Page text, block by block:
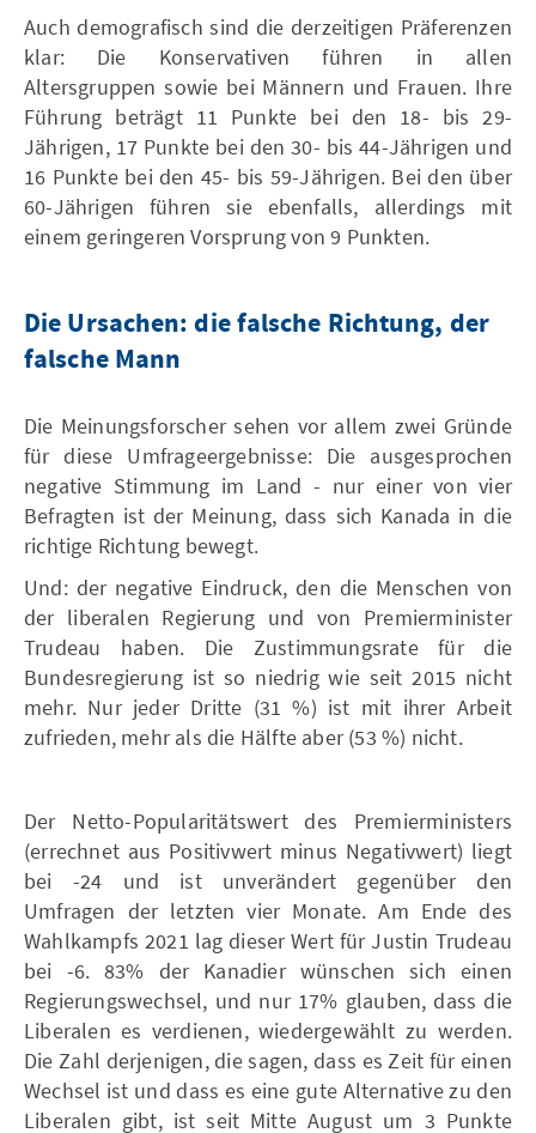
Auch demografisch sind die derzeitigen Präferenzen
klar: Die Konservativen führen in allen
Altersgruppen sowie bei Männern und Frauen. Ihre
Führung beträgt 11 Punkte bei den 18- bis 29-
Jährigen, 17 Punkte bei den 30- bis 44-Jährigen und
16 Punkte bei den 45- bis 59-Jährigen. Bei den über
60-Jährigen führen sie ebenfalls, allerdings mit
einem geringeren Vorsprung von 9 Punkten.
Die Ursachen: die falsche Richtung, der
falsche Mann
Die Meinungsforscher sehen vor allem zwei Gründe
für diese Umfrageergebnisse: Die ausgesprochen
negative Stimmung im Land - nur einer von vier
Befragten ist der Meinung, dass sich Kanada in die
richtige Richtung bewegt.
Und: der negative Eindruck, den die Menschen von
der liberalen Regierung und von Premierminister
Trudeau haben. Die Zustimmungsrate für die
Bundesregierung ist so niedrig wie seit 2015 nicht
mehr. Nur jeder Dritte (31 %) ist mit ihrer Arbeit
zufrieden, mehr als die Hälfte aber (53 %) nicht.
Der Netto-Popularitätswert des Premierministers
(errechnet aus Positivwert minus Negativwert) liegt
bei -24 und ist unverändert gegenüber den
Umfragen der letzten vier Monate. Am Ende des
Wahlkampfs 2021 lag dieser Wert für Justin Trudeau
bei -6. 83% der Kanadier wünschen sich einen
Regierungswechsel, und nur 17% glauben, dass die
Liberalen es verdienen, wiedergewählt zu werden.
Die Zahl derjenigen, die sagen, dass es Zeit für einen
Wechsel ist und dass es eine gute Alternative zu den
Liberalen gibt, ist seit Mitte August um 3 Punkte